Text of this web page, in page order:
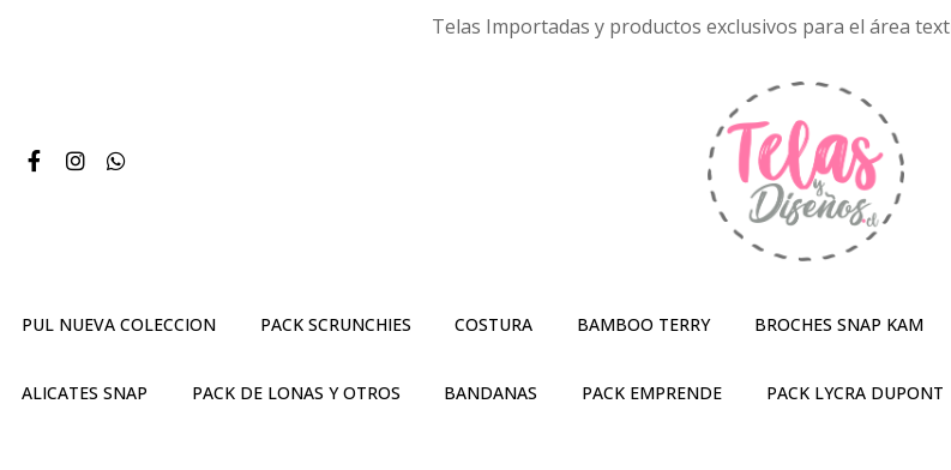
Telas Importadas y productos exclusivos para el área
PUL NUEVA COLECCION PACK SCRUNCHIES COSTURA BAMBOO TERRY BROCHES SNAP KAM
ALICATES SNAP PACK DE LONAS Y OTROS BANDANAS PACK EMPRENDE PACK LYCRA DUPONT